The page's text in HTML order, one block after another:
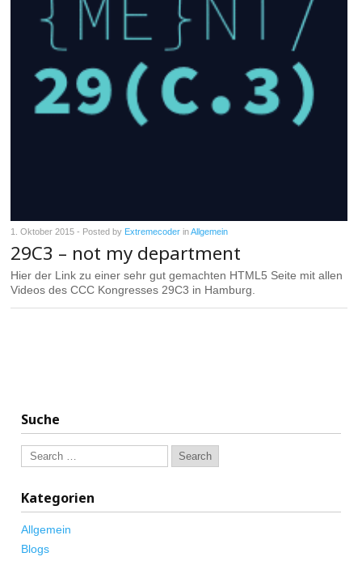
1. Oktober 2015 - Posted by Extremecoder inAllgemein
29C3 – not my department
Hier der Link zu einer sehr gut gemachten HTML5 Seite mit allen
Videos des CCC Kongresses 29C3 in Hamburg.
Suche
Kategorien
Allgemein
Blogs